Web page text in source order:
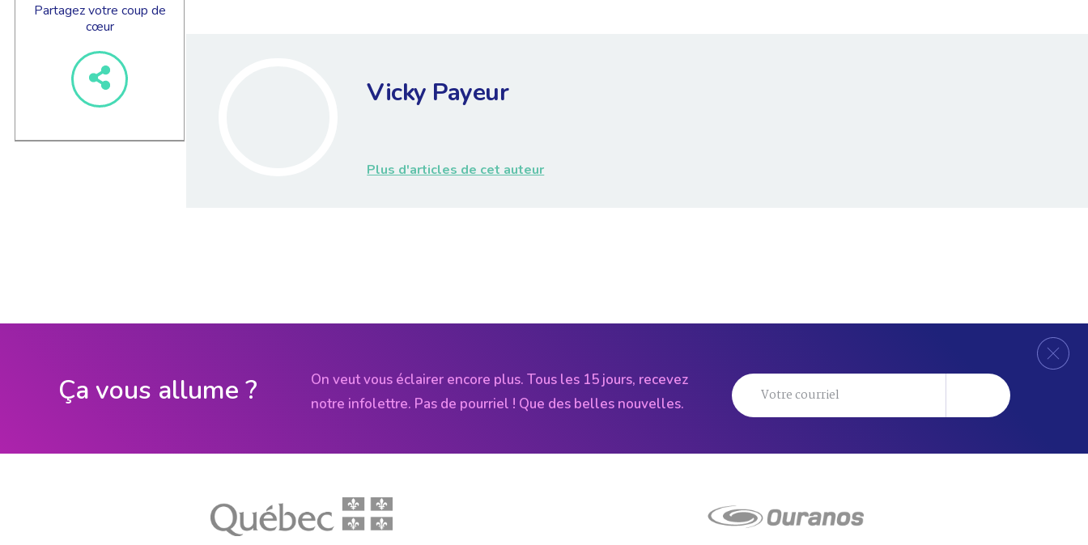
Partagez votre coup de
cœur
Vicky Payeur
Plus d'articles de cet auteur
Ça vous allume ?
On veut vous éclairer encore plus. Tous les 15 jours, recevez
notre infolettre. Pas de pourriel ! Que des belles nouvelles.